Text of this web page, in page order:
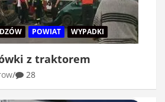
POWIAT WYPADKI
z traktorem
28